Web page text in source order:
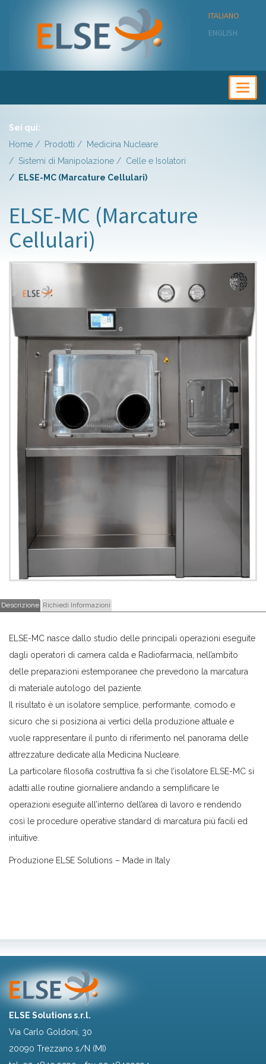
ITALIANO
ENGLISH
Sei qui:
Home
Prodotti
Medicina Nucleare
Sistemi di Manipolazione
Celle e Isolatori
ELSE-MC (Marcature Cellulari)
ELSE-MC (Marcature
Cellulari)
Descrizione Richiedi Informazioni
ELSE-MC nasce dallo studio delle principali operazioni eseguite
dagli operatori di camera calda e Radiofarmacia, nell’ambito
delle preparazioni estemporanee che prevedono la marcatura
di materiale autologo del paziente.
Il risultato è un isolatore semplice, performante, comodo e
sicuro che si posiziona ai vertici della produzione attuale e
vuole rappresentare il punto di riferimento nel panorama delle
attrezzature dedicate alla Medicina Nucleare.
La particolare filosofia costruttiva fa sì che l’isolatore ELSE-MC si
adatti alle routine giornaliere andando a semplificare le
operazioni eseguite all’interno dell’area di lavoro e rendendo
così le procedure operative standard di marcatura più facili ed
intuitive.
Produzione ELSE Solutions – Made in Italy
ELSE Solutions s.r.l.
Via Carlo Goldoni, 30
20090 Trezzano s/N (MI)